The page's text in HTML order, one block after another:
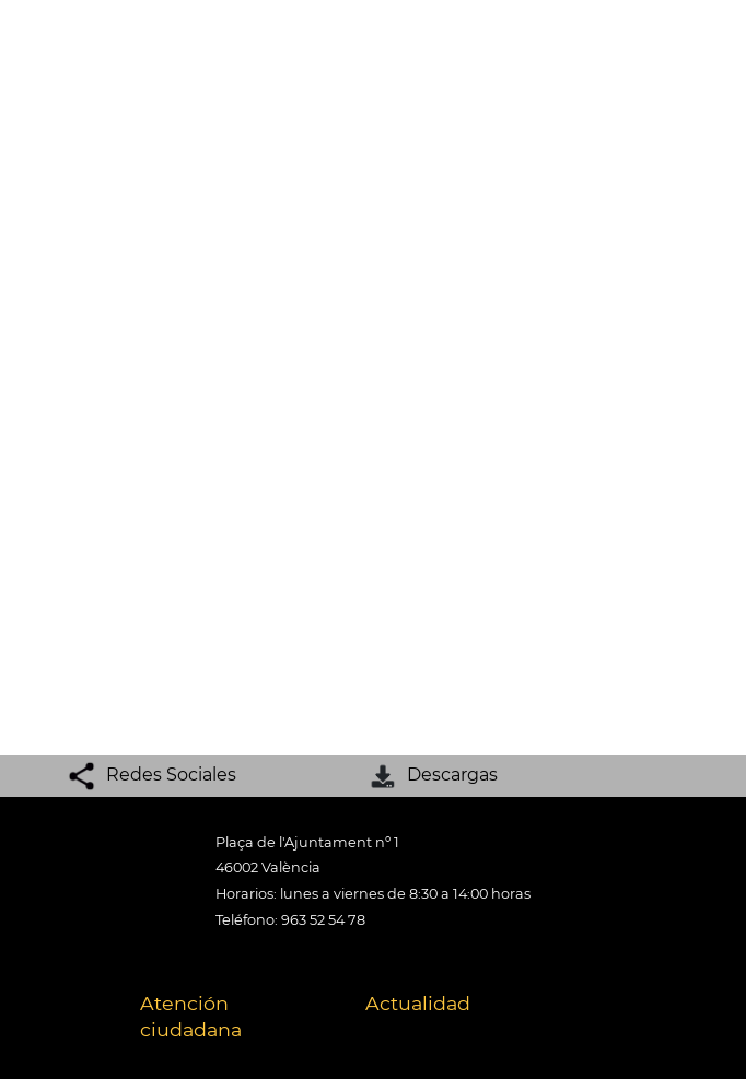
Redes Sociales Descargas
Plaça de l'Ajuntament nº 1
46002 València
Horarios: lunes a viernes de 8:30 a 14:00 horas
Teléfono: 963 52 54 78
Atención
ciudadana
Actualidad